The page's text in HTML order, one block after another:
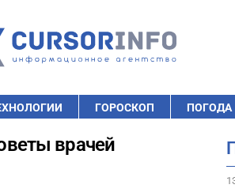
ГОРОСКОП ПОГОДА
врачей